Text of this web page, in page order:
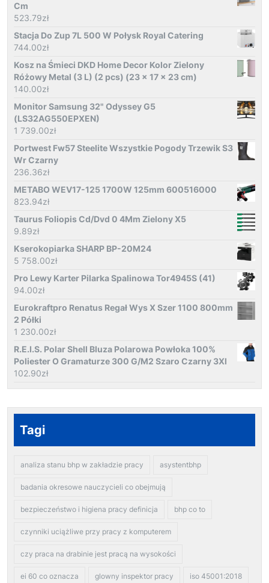
Cm
523.79zł
Stacja Do Zup 7L 500 W Połysk Royal Catering
744.00zł
Kosz na Śmieci DKD Home Decor Kolor Zielony
Różowy Metal (3 L) (2 pcs) (23 x 17 x 23 cm)
140.00zł
Monitor Samsung 32" Odyssey G5
(LS32AG550EPXEN)
1 739.00zł
Portwest Fw57 Steelite Wszystkie Pogody Trzewik S3
Wr Czarny
236.36zł
METABO WEV17-125 1700W 125mm 600516000
823.94zł
Taurus Foliopis Cd/Dvd 0 4Mm Zielony X5
9.89zł
Kserokopiarka SHARP BP-20M24
5 758.00zł
Pro Lewy Karter Pilarka Spalinowa Tor4945S (41)
94.00zł
Eurokraftpro Renatus Regał Wys X Szer 1100 800mm
2 Półki
1 230.00zł
R.E.I.S. Polar Shell Bluza Polarowa Powłoka 100%
Poliester O Gramaturze 300 G/M2 Szaro Czarny 3Xl
102.90zł
Tagi
analiza stanu bhp w zakładzie pracy asystentbhp
badania okresowe nauczycieli co obejmują
bezpieczeństwo i higiena pracy definicja bhp co to
czynniki uciążliwe przy pracy z komputerem
czy praca na drabinie jest pracą na wysokości
ei 60 co oznacza glowny inspektor pracy iso 45001:2018